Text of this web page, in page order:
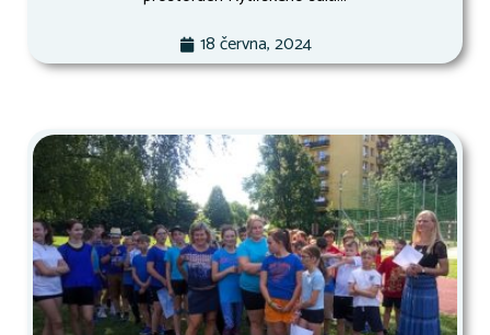
18 června, 2024